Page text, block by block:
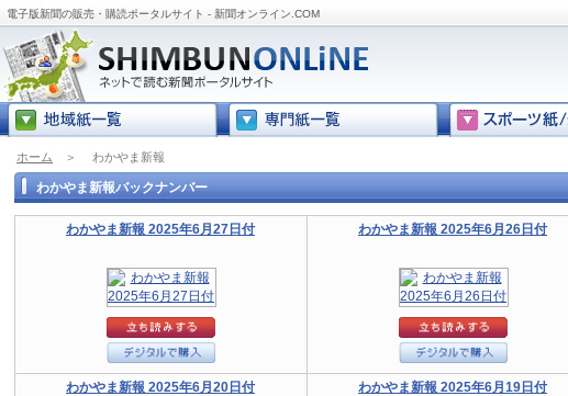
電子版新聞の販売・購読ポータルサイト - 新聞オンライン.COM
ホーム ＞ わかやま新報
わかやま新報バックナンバー
わかやま新報 2025年6月27日付 わかやま新報 2025年6月26日付
わかやま新報 2025年6月20日付 わかやま新報 2025年6月19日付